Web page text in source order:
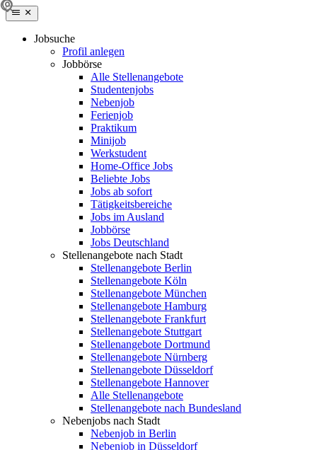
Jobsuche
Profil anlegen
Jobbörse
Alle Stellenangebote
Studentenjobs
Nebenjob
Ferienjob
Praktikum
Minijob
Werkstudent
Home-Office Jobs
Beliebte Jobs
Jobs ab sofort
Tätigkeitsbereiche
Jobs im Ausland
Jobbörse
Jobs Deutschland
Stellenangebote nach Stadt
Stellenangebote Berlin
Stellenangebote Köln
Stellenangebote München
Stellenangebote Hamburg
Stellenangebote Frankfurt
Stellenangebote Stuttgart
Stellenangebote Dortmund
Stellenangebote Nürnberg
Stellenangebote Düsseldorf
Stellenangebote Hannover
Alle Stellenangebote
Stellenangebote nach Bundesland
Nebenjobs nach Stadt
Nebenjob in Berlin
Nebenjob in Düsseldorf